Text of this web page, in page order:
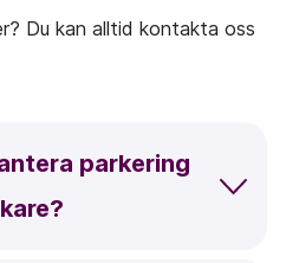
Du kan alltid kontakta oss
parkering